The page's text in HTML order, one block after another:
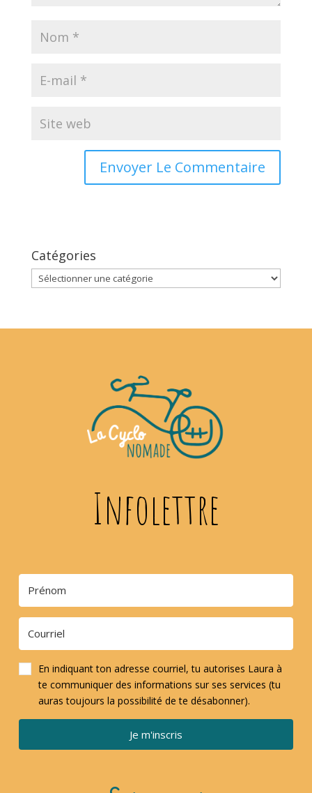
Catégories
Catégories
Infolettre
En indiquant ton adresse courriel, tu autorises Laura à
te communiquer des informations sur ses services (tu
auras toujours la possibilité de te désabonner).
Je m'inscris